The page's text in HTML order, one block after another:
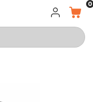
LOGGA IN
KORG
0